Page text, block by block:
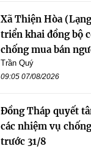
Xã Thiện Hòa
triển khai đồng bộ
chống mua bán
Trần Quý
09:05 07/08/2026
Đồng Tháp quyết
các nhiệm vụ
trước 31/8